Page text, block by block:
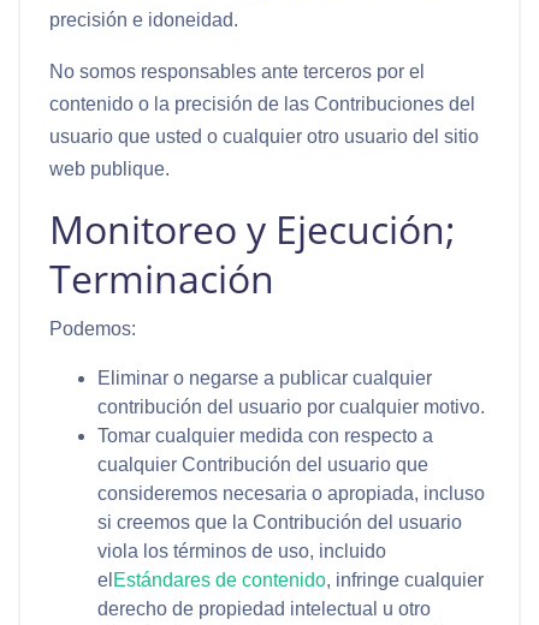
precisión e idoneidad.
No somos responsables ante terceros por el
contenido o la precisión de las Contribuciones del
usuario que usted o cualquier otro usuario del sitio
web publique.
Monitoreo y Ejecución;
Terminación
Podemos:
Eliminar o negarse a publicar cualquier
contribución del usuario por cualquier motivo.
Tomar cualquier medida con respecto a
cualquier Contribución del usuario que
consideremos necesaria o apropiada, incluso
si creemos que la Contribución del usuario
viola los términos de uso, incluido
el Estándares de contenido, infringe cualquier
derecho de propiedad intelectual u otro